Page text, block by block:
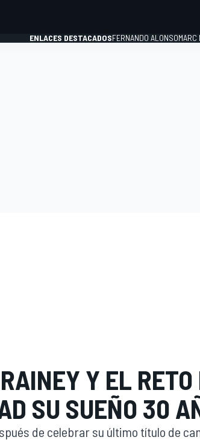
ENLACES DESTACADOSFERNANDO ALONSOMARC
Y EL RETO
SU SUEÑO 30
de celebrar su último título de